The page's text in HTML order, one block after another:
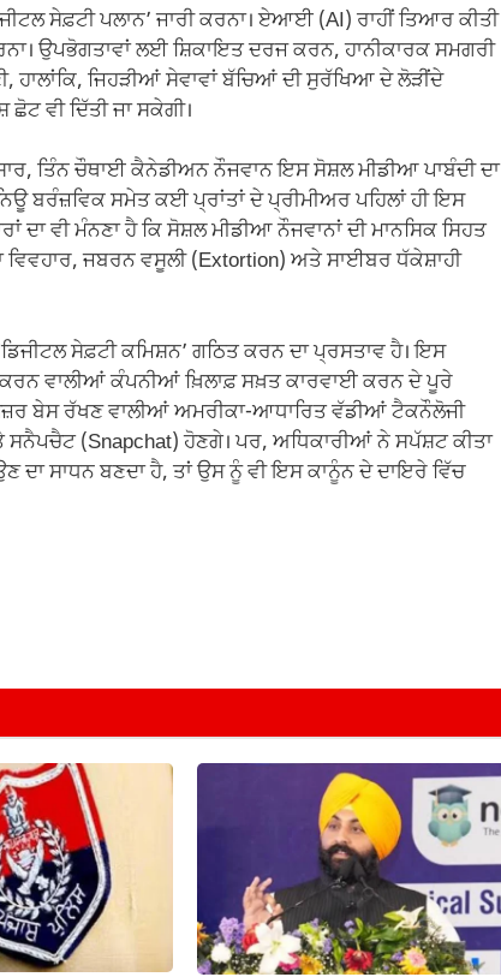
ਸੇਫ਼ਟੀ ਪਲਾਨ’ ਜਾਰੀ ਕਰਨਾ। ਏਆਈ (AI) ਰਾਹੀਂ ਤਿਆਰ ਕੀਤੀ
ਉਪਭੋਗਤਾਵਾਂ ਲਈ ਸ਼ਿਕਾਇਤ ਦਰਜ ਕਰਨ, ਹਾਨੀਕਾਰਕ ਸਮਗਰੀ
ਹਾਲਾਂਕਿ, ਜਿਹੜੀਆਂ ਸੇਵਾਵਾਂ ਬੱਚਿਆਂ ਦੀ ਸੁਰੱਖਿਆ ਦੇ ਲੋੜੀਂਦੇ
ਵੀ ਦਿੱਤੀ ਜਾ ਸਕੇਗੀ।
ਤਿੰਨ ਚੌਥਾਈ ਕੈਨੇਡੀਅਨ ਨੌਜਵਾਨ ਇਸ ਸੋਸ਼ਲ ਮੀਡੀਆ ਪਾਬੰਦੀ ਦਾ
ਬਰੰਜ਼ਵਿਕ ਸਮੇਤ ਕਈ ਪ੍ਰਾਂਤਾਂ ਦੇ ਪ੍ਰੀਮੀਅਰ ਪਹਿਲਾਂ ਹੀ ਇਸ
ਵੀ ਮੰਨਣਾ ਹੈ ਕਿ ਸੋਸ਼ਲ ਮੀਡੀਆ ਨੌਜਵਾਨਾਂ ਦੀ ਮਾਨਸਿਕ ਸਿਹਤ
ਵਿਵਹਾਰ, ਜਬਰਨ ਵਸੂਲੀ (Extortion) ਅਤੇ ਸਾਈਬਰ ਧੱਕੇਸ਼ਾਹੀ
ਸੇਫ਼ਟੀ ਕਮਿਸ਼ਨ’ ਗਠਿਤ ਕਰਨ ਦਾ ਪ੍ਰਸਤਾਵ ਹੈ। ਇਸ
ਵਾਲੀਆਂ ਕੰਪਨੀਆਂ ਖ਼ਿਲਾਫ਼ ਸਖ਼ਤ ਕਾਰਵਾਈ ਕਰਨ ਦੇ ਪੂਰੇ
ਬੇਸ ਰੱਖਣ ਵਾਲੀਆਂ ਅਮਰੀਕਾ-ਆਧਾਰਿਤ ਵੱਡੀਆਂ ਟੈਕਨੌਲੋਜੀ
(Snapchat) ਹੋਣਗੇ। ਪਰ, ਅਧਿਕਾਰੀਆਂ ਨੇ ਸਪੱਸ਼ਟ ਕੀਤਾ
ਦਾ ਸਾਧਨ ਬਣਦਾ ਹੈ, ਤਾਂ ਉਸ ਨੂੰ ਵੀ ਇਸ ਕਾਨੂੰਨ ਦੇ ਦਾਇਰੇ ਵਿੱਚ